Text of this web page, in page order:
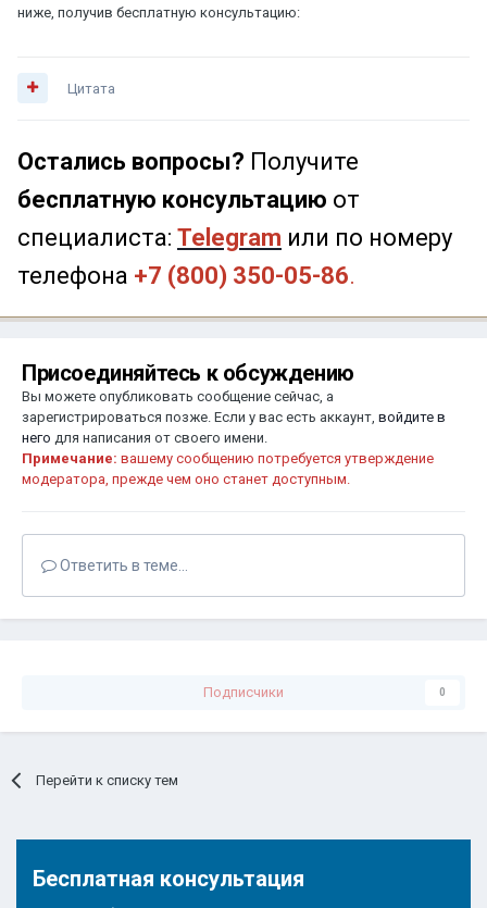
ниже, получив бесплатную консультацию:
Цитата
Остались вопросы? Получите
бесплатную консультацию от
специалиста: Telegram или по номеру
телефона +7 (800) 350-05-86.
Присоединяйтесь к обсуждению
Вы можете опубликовать сообщение сейчас, а
зарегистрироваться позже. Если у вас есть аккаунт, войдите в
него для написания от своего имени.
Примечание: вашему сообщению потребуется утверждение
модератора, прежде чем оно станет доступным.
Ответить в теме...
Подписчики 0
Перейти к списку тем
Бесплатная консультация